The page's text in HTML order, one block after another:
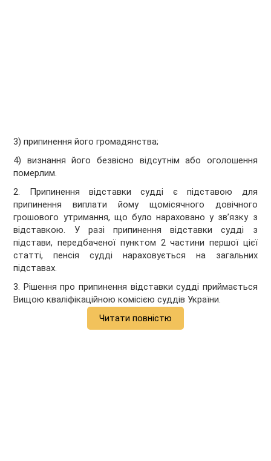
3) припинення його громадянства;
4) визнання його безвісно відсутнім або оголошення
померлим.
2. Припинення відставки судді є підставою для
припинення виплати йому щомісячного довічного
грошового утримання, що було нараховано у зв’язку з
відставкою. У разі припинення відставки судді з
підстави, передбаченої пунктом 2 частини першої цієї
статті, пенсія судді нараховується на загальних
підставах.
3. Рішення про припинення відставки судді приймається
Вищою кваліфікаційною комісією суддів України.
Читати повністю